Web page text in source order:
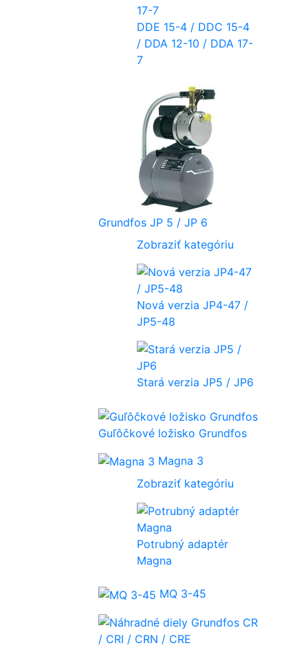
DDE 15-4 / DDC 15-4
/ DDA 12-10 / DDA 17-
7
Grundfos JP 5 / JP 6
Zobraziť kategóriu
Nová verzia JP4-47 /
JP5-48
Stará verzia JP5 / JP6
Guľôčkové ložisko Grundfos
Magna 3
Zobraziť kategóriu
Potrubný adaptér
Magna
MQ 3-45